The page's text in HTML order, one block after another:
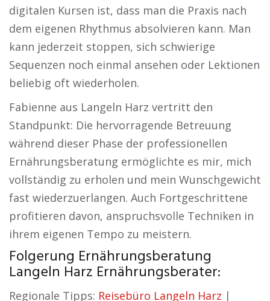
digitalen Kursen ist, dass man die Praxis nach
dem eigenen Rhythmus absolvieren kann. Man
kann jederzeit stoppen, sich schwierige
Sequenzen noch einmal ansehen oder Lektionen
beliebig oft wiederholen.
Fabienne aus Langeln Harz vertritt den
Standpunkt: Die hervorragende Betreuung
während dieser Phase der professionellen
Ernährungsberatung ermöglichte es mir, mich
vollständig zu erholen und mein Wunschgewicht
fast wiederzuerlangen. Auch Fortgeschrittene
profitieren davon, anspruchsvolle Techniken in
ihrem eigenen Tempo zu meistern.
Folgerung Ernährungsberatung
Langeln Harz Ernährungsberater:
Regionale Tipps: Reisebüro Langeln Harz |